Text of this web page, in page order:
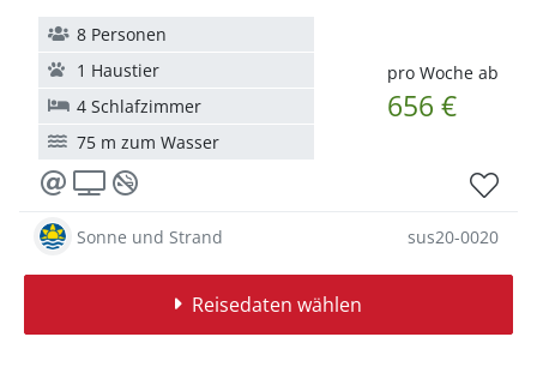
pro Woche ab
656 €
8 Personen
1 Haustier
4 Schlafzimmer
75 m zum Wasser
Sonne und Strand sus20-0020
Reisedaten wählen